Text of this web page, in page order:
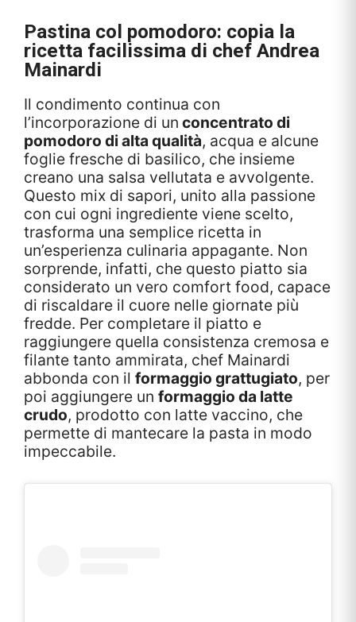
Pastina col pomodoro: copia la
ricetta facilissima di chef Andrea
Mainardi
Il condimento continua con
l’incorporazione di un concentrato di
pomodoro di alta qualità, acqua e alcune
foglie fresche di basilico, che insieme
creano una salsa vellutata e avvolgente.
Questo mix di sapori, unito alla passione
con cui ogni ingrediente viene scelto,
trasforma una semplice ricetta in
un’esperienza culinaria appagante. Non
sorprende, infatti, che questo piatto sia
considerato un vero comfort food, capace
di riscaldare il cuore nelle giornate più
fredde. Per completare il piatto e
raggiungere quella consistenza cremosa e
filante tanto ammirata, chef Mainardi
abbonda con il formaggio grattugiato, per
poi aggiungere un formaggio da latte
crudo, prodotto con latte vaccino, che
permette di mantecare la pasta in modo
impeccabile.